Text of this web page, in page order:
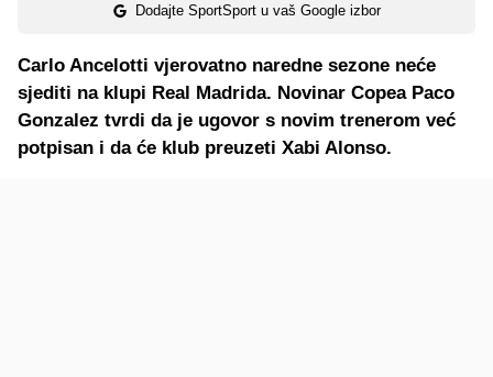
Dodajte SportSport u vaš Google izbor
Carlo Ancelotti vjerovatno naredne sezone neće
sjediti na klupi Real Madrida. Novinar Copea Paco
Gonzalez tvrdi da je ugovor s novim trenerom već
potpisan i da će klub preuzeti Xabi Alonso.